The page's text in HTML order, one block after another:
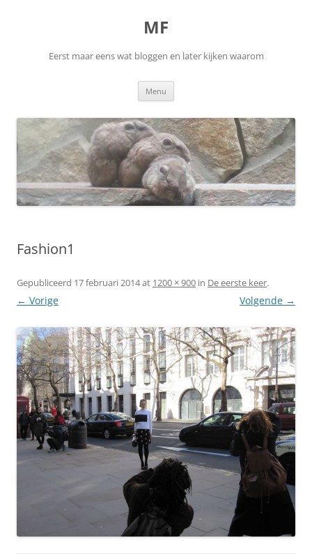
MF
Eerst maar eens wat bloggen en later kijken waarom
Menu
Fashion1
Gepubliceerd 17 februari 2014at 1200 × 900 in De eerste keer.
← Vorige Volgende →